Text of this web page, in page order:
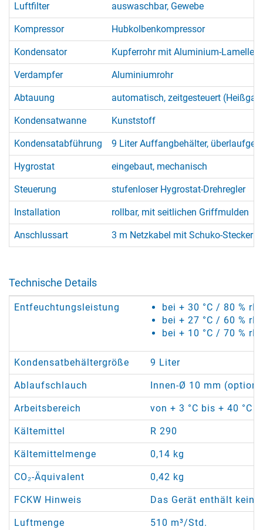
Luftfilter auswaschbar, Gewebe
Kompressor Hubkolbenkompressor
Kondensator Kupferrohr mit Aluminium-Lamellen
Verdampfer Aluminiumrohr
Abtauung automatisch, zeitgesteuert
Kondensatwanne Kunststoff
Kondensatabführung 9 Liter Auffangbehälter,
Hygrostat eingebaut, mechanisch
Steuerung stufenloser Hygrostat-Drehregler
Installation rollbar, mit seitlichen Griffmulden
Anschlussart 3 m Netzkabel mit Schuko-Stecker
Technische Details
Entfeuchtungsleistung
bei + 30 °C / 80 %
bei + 27 °C / 60 %
bei + 10 °C / 70 %
Kondensatbehältergröße 9 Liter
Ablaufschlauch Innen-Ø 10 mm
Arbeitsbereich von + 3 °C bis + 40 °C
Kältemittel R 290
Kältemittelmenge 0,14 kg
CO₂-Äquivalent 0,42 kg
FCKW Hinweis Das Gerät enthält
Luftmenge 510 m³/Std.